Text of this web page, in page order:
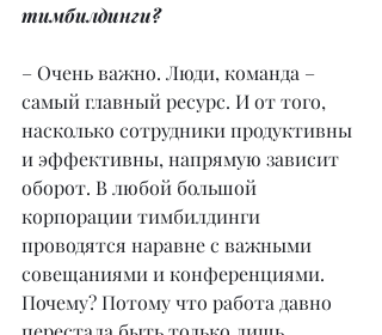
тимбилдинги?
– Очень важно. Люди, команда –
самый главный ресурс. И от того,
насколько сотрудники продуктивны
и эффективны, напрямую зависит
оборот. В любой большой
корпорации тимбилдинги
проводятся наравне с важными
совещаниями и конференциями.
Почему? Потому что работа давно